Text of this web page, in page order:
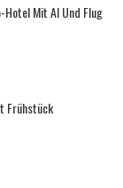
Hotel Mit AI Und Flug
Frühstück